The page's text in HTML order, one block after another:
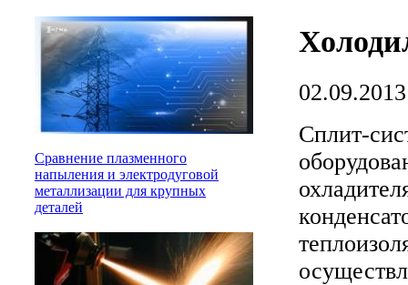
Сравнение плазменного
напыления и электродуговой
металлизации для крупных
деталей
02.09.2013
Сплит-